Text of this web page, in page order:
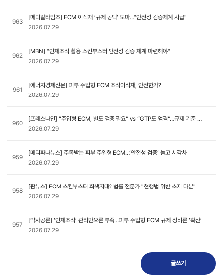
963
[메디칼타임즈] ECM 이식재 ’규제 공백’ 도마…"안전성 검증체계 시급"
2026.07.29
962
[MBN] "인체조직 활용 스킨부스터 안전성 검증 체계 마련해야"
2026.07.29
961
[에너지경제신문] 피부 주입형 ECM 조직이식재, 안전한가?
2026.07.29
960
[프레스나인] “주입형 ECM, 별도 검증 필요” vs “GTP도 엄격”…규제 기준 공
방
2026.07.29
959
[메디파나뉴스] 주목받는 피부 주입형 ECM…’안전성 검증’ 놓고 시각차
2026.07.29
958
[팜뉴스] ECM 스킨부스터 회색지대? 법률 전문가 "현행법 위반 소지 다분"
2026.07.29
957
[약사공론] ‘인체조직’ 관리만으론 부족…피부 주입형 ECM 규제 정비론 ’확산’
2026.07.29
글쓰기